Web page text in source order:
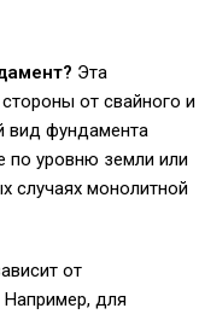
Эта
от свайного и
вид фундамента
по уровню земли или
случаях монолитной
от
Например, для